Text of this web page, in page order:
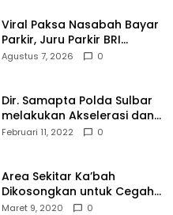
Viral Paksa Nasabah Bayar
Parkir, Juru Parkir BRI
Diamankan Resmob dan URC
Agustus 7, 2026 0
Dir. Samapta Polda Sulbar
melakukan Akselerasi dan
Pendampingan Vaksinasi di
Februari 11, 2022 0
Area Sekitar Ka’bah
Dikosongkan untuk Cegah
Corona
Maret 9, 2020 0